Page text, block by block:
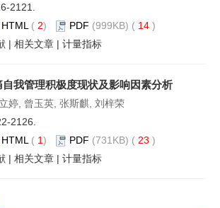
2121.
HTML ( 2) PDF (999KB) ( 14 )
| 相关文章 | 计量指标
我管理积极度现状及影响因素分析
婷, 曾玉英, 张斯麒, 刘梓荣
2126.
HTML ( 1) PDF (731KB) ( 23 )
| 相关文章 | 计量指标